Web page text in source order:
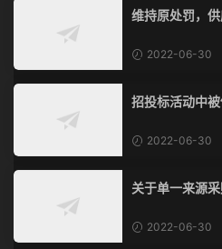
维持原处罚，
2022-06-30
招投标活动中被
2022-06-30
关于单一来源
2022-06-30